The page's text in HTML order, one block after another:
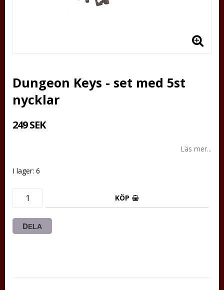
Dungeon Keys - set med 5st
nycklar
249 SEK
Läs mer...
I lager: 6
KÖP
DELA